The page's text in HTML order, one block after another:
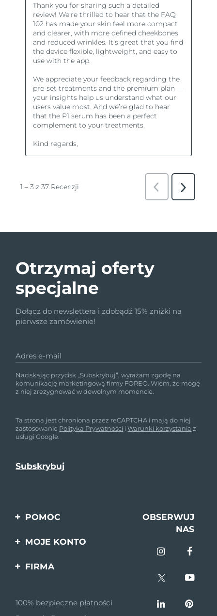
Otrzymaj oferty
specjalne
Dołącz do newslettera i zdobądź 15% zniżki na
pierwsze zamówienie!
Adres e-mail
Naciskając przycisk „Subskrybuj”, wyrażam zgodę na
komunikację marketingową firmy FOREO. Wiem, że mogę
z niej zrezygnować w dowolnym momencie.
Ta strona jest chroniona przez reCAPTCHA i mają do niej
zastosowanie Polityka Prywatności iWarunki korzystania z
usługi Google.
POMOC
Kontakt
OBSERWUJ
NAS
MOJE KONTO
FIRMA
Program partnerski
100% bezpieczne płatności